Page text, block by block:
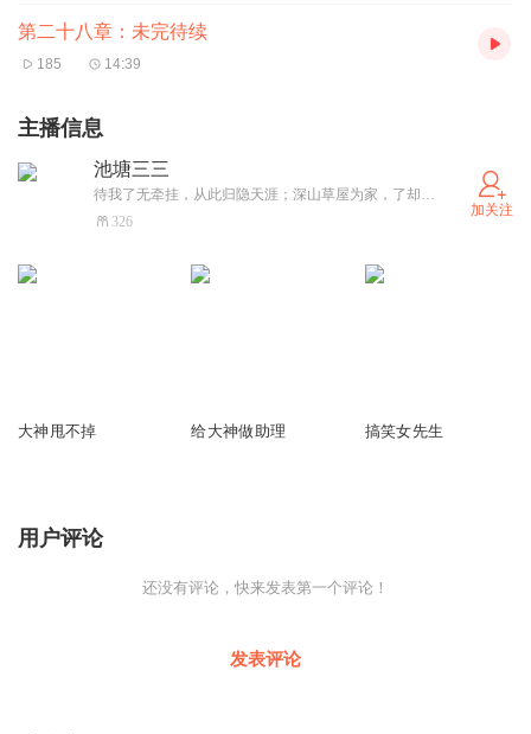
第二十八章：未完待续
185 14:39
主播信息
池塘三三
待我了无牵挂，从此归隐天涯；深山草屋为家，了却人世浮华；忙时修篱种菊，闲时小酒清茶；相邀三五知己，余生共度清雅；良田美眷作伴，共享一世韶华；清平布衣当下，醉美夕阳无暇；品茗酌酒清欢，同抚琴声暗哑；江山秀美如画，围炉闲话桑麻。
326
加关注
大神甩不掉 给大神做助理 搞笑女先生
用户评论
还没有评论，快来发表第一个评论！
发表评论